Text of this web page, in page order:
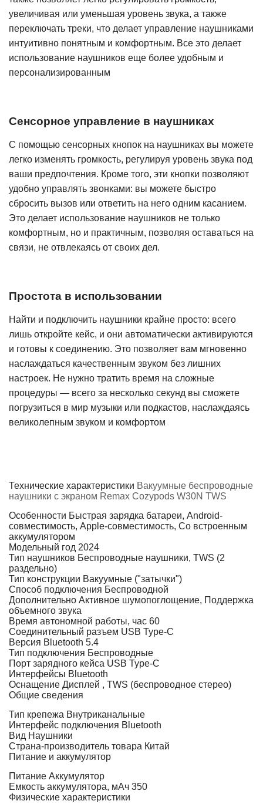
увеличивая или уменьшая уровень звука, а также
переключать треки, что делает управление наушниками
интуитивно понятным и комфортным. Все это делает
использование наушников еще более удобным и
персонализированным
Сенсорное управление в наушниках
С помощью сенсорных кнопок на наушниках вы можете
легко изменять громкость, регулируя уровень звука под
ваши предпочтения. Кроме того, эти кнопки позволяют
удобно управлять звонками: вы можете быстро
сбросить вызов или ответить на него одним касанием.
Это делает использование наушников не только
комфортным, но и практичным, позволяя оставаться на
связи, не отвлекаясь от своих дел.
Простота в использовании
Найти и подключить наушники крайне просто: всего
лишь откройте кейс, и они автоматически активируются
и готовы к соединению. Это позволяет вам мгновенно
наслаждаться качественным звуком без лишних
настроек. Не нужно тратить время на сложные
процедуры — всего за несколько секунд вы сможете
погрузиться в мир музыки или подкастов, наслаждаясь
великолепным звуком и комфортом
Технические характеристики Вакуумные беспроводные
наушники с экраном Remax Cozypods W30N TWS
Особенности Быстрая зарядка батареи, Android-
совместимость, Apple-совместимость, Со встроенным
аккумулятором
Модельный год 2024
Тип наушников Беспроводные наушники, TWS (2
раздельно)
Тип конструкции Вакуумные ("затычки")
Способ подключения Беспроводной
Дополнительно Активное шумопоглощение, Поддержка
объемного звука
Время автономной работы, час 60
Соединительный разъем USB Type-C
Версия Bluetooth 5.4
Тип подключения Беспроводные
Порт зарядного кейса USB Type-C
Интерфейсы Bluetooth
Оснащение Дисплей , TWS (беспроводное стерео)
Общие сведения
Тип крепежа Внутриканальные
Интерфейс подключения Bluetooth
Вид Наушники
Страна-производитель товара Китай
Питание и аккумулятор
Питание Аккумулятор
Емкость аккумулятора, мАч 350
Физические характеристики